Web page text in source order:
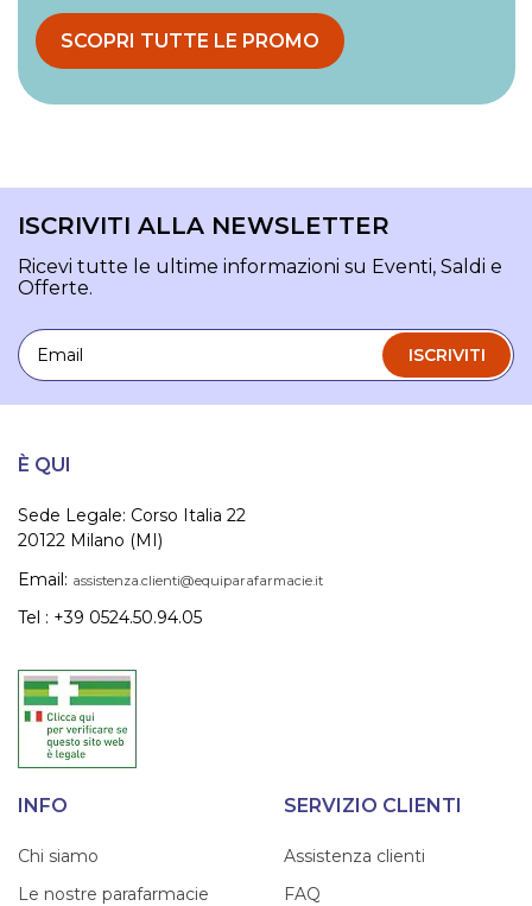
SCOPRI TUTTE LE PROMO
ISCRIVITI ALLA NEWSLETTER
Ricevi tutte le ultime informazioni su Eventi, Saldi e
Offerte.
Email
ISCRIVITI
È QUI
Sede Legale: Corso Italia 22
20122 Milano (MI)
Email: assistenza.clienti@equiparafarmacie.it
Tel : +39 0524.50.94.05
INFO
Chi siamo
Le nostre parafarmacie
SERVIZIO CLIENTI
Assistenza clienti
FAQ